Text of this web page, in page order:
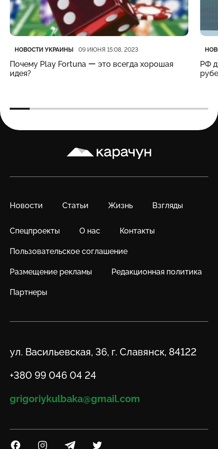
Категория
НОВОСТИ УКРАИНЫ
Дата публикации 09 ИЮНЯ 15:08, 2023
Почему Play Fortuna ー это всегда хорошая
идея?
РФ
Карачун
Новости Статьи Жизнь Взгляды
Спецпроекты О нас Контакты
Пользовательское соглашение
Размещение рекламы Редакционная политика
Партнеры
Адрес
ул. Васильевская, 36, г. Славянск, 84122
Телефон
+380 99 046 04 24
Email
grigoriykulbaka@gmail.com
Посилання на Facebook
Посилання на Instagram
Посилання на Telegram
Посилання на Twitter